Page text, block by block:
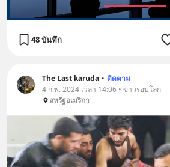
48 บันทึก
The Last karuda • ติดตาม
4 ก.พ. 2024 เวลา 14:06 • ข่าวรอบโลก
สหรัฐอเมริกา